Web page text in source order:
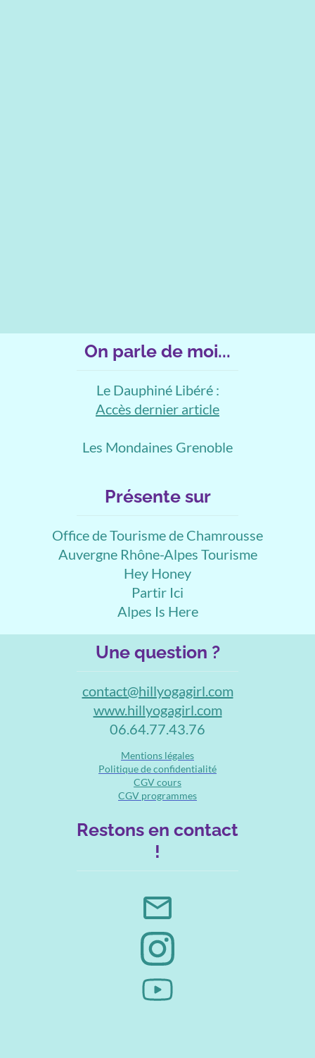
On parle de moi...
Le Dauphiné Libéré :
Accès dernier article
Les Mondaines Grenoble
Présente sur
Office de Tourisme de Chamrousse
Auvergne Rhône-Alpes Tourisme
Hey Honey
Partir Ici
Alpes Is Here
Une question ?
contact@hillyogagirl.com
www.hillyogagirl.com
06.64.77.43.76
Mentions légales
Politique de confidentialité
CGV cours
CGV programmes
Restons en contact
!
mail_outline